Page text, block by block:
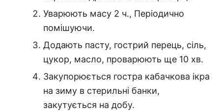
Уварюють масу 2 ч., Періодично
помішуючи.
Додають пасту, гострий перець, сіль,
цукор, масло, проварюють ще 10 хв.
Закупорюється гостра кабачкова ікра
на зиму в стерильні банки,
закутується на добу.